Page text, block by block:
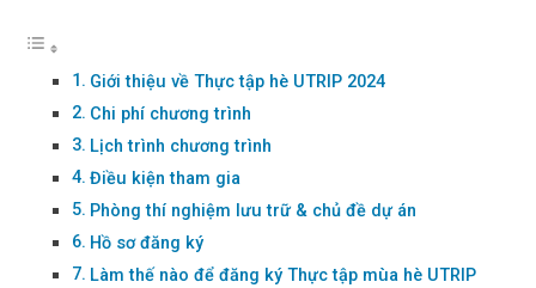
Giới thiệu về Thực tập hè UTRIP 2024
Chi phí chương trình
Lịch trình chương trình
Điều kiện tham gia
Phòng thí nghiệm lưu trữ & chủ đề dự án
Hồ sơ đăng ký
Làm thế nào để đăng ký Thực tập mùa hè UTRIP